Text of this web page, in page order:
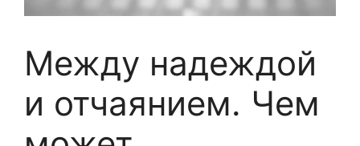
Между надеждой
и отчаянием. Чем